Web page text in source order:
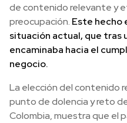
de contenido relevante y
preocupación. Este hecho
situación actual, que tras
encaminaba hacia el
negocio.
La elección del contenido
punto de dolencia y reto
Colombia, muestra que el